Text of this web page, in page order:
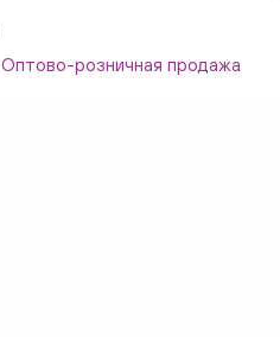
Оптово-розничная продажа